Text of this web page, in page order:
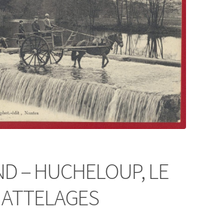
– HUCHELOUP, LE